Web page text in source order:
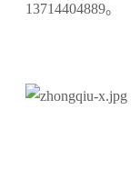
13714404889。